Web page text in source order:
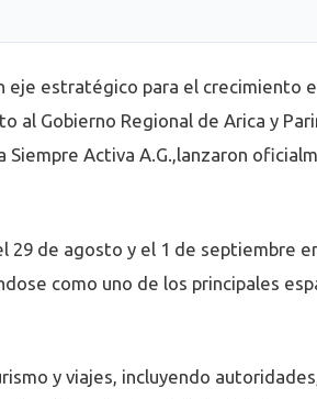
estratégico para el crecimiento
al Gobierno Regional de Arica y
Siempre Activa A.G.,lanzaron
de agosto y el 1 de septiembre
como uno de los principales
y viajes, incluyendo